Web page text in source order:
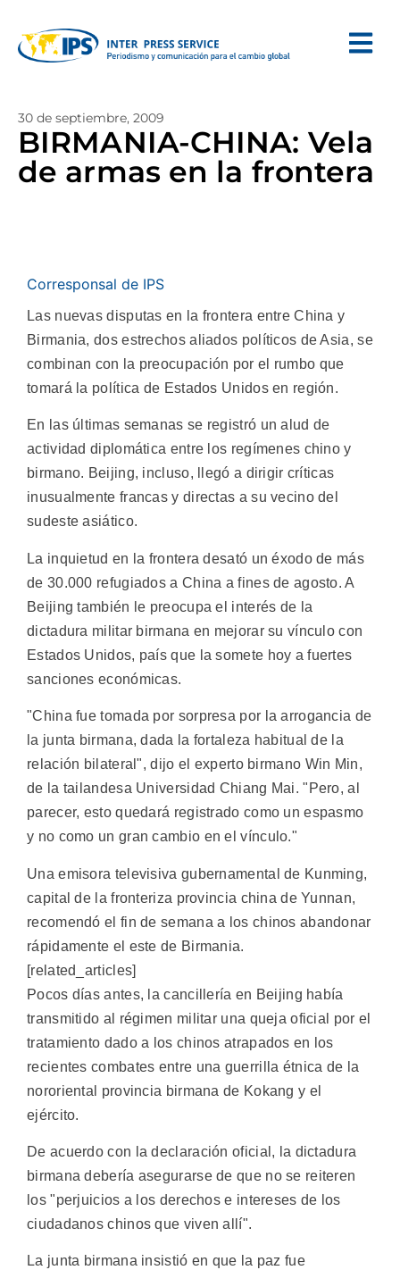
30 de septiembre, 2009
BIRMANIA-CHINA: Vela
de armas en la frontera
Corresponsal de IPS
Las nuevas disputas en la frontera entre China y
Birmania, dos estrechos aliados políticos de Asia, se
combinan con la preocupación por el rumbo que
tomará la política de Estados Unidos en región.
En las últimas semanas se registró un alud de
actividad diplomática entre los regímenes chino y
birmano. Beijing, incluso, llegó a dirigir críticas
inusualmente francas y directas a su vecino del
sudeste asiático.
La inquietud en la frontera desató un éxodo de más
de 30.000 refugiados a China a fines de agosto. A
Beijing también le preocupa el interés de la
dictadura militar birmana en mejorar su vínculo con
Estados Unidos, país que la somete hoy a fuertes
sanciones económicas.
"China fue tomada por sorpresa por la arrogancia de
la junta birmana, dada la fortaleza habitual de la
relación bilateral", dijo el experto birmano Win Min,
de la tailandesa Universidad Chiang Mai. "Pero, al
parecer, esto quedará registrado como un espasmo
y no como un gran cambio en el vínculo."
Una emisora televisiva gubernamental de Kunming,
capital de la fronteriza provincia china de Yunnan,
recomendó el fin de semana a los chinos abandonar
rápidamente el este de Birmania.
[related_articles]
Pocos días antes, la cancillería en Beijing había
transmitido al régimen militar una queja oficial por el
tratamiento dado a los chinos atrapados en los
recientes combates entre una guerrilla étnica de la
nororiental provincia birmana de Kokang y el
ejército.
De acuerdo con la declaración oficial, la dictadura
birmana debería asegurarse de que no se reiteren
los "perjuicios a los derechos e intereses de los
ciudadanos chinos que viven allí".
La junta birmana insistió en que la paz fue